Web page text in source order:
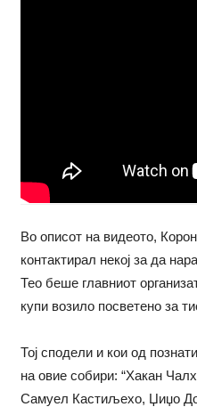
Во описот на видеото,
контактирал некој за да
Тео беше главниот
купи возило посветено за
Тој сподели и кои од
на овие собири: “Хакан
Самуел Кастиљехо, Џиџо